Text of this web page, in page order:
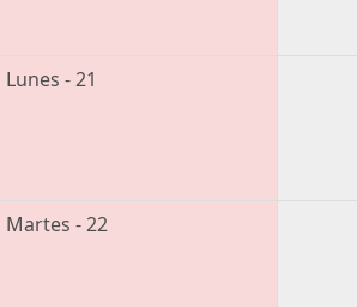
Lunes - 21
Martes - 22